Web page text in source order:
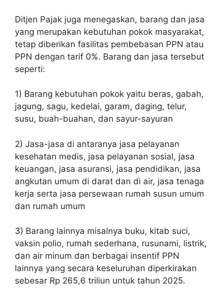
Ditjen Pajak juga menegaskan, barang dan jasa
yang merupakan kebutuhan pokok masyarakat,
tetap diberikan fasilitas pembebasan PPN atau
PPN dengan tarif 0%. Barang dan jasa tersebut
seperti:
1) Barang kebutuhan pokok yaitu beras, gabah,
jagung, sagu, kedelai, garam, daging, telur,
susu, buah-buahan, dan sayur-sayuran
2) Jasa-jasa di antaranya jasa pelayanan
kesehatan medis, jasa pelayanan sosial, jasa
keuangan, jasa asuransi, jasa pendidikan, jasa
angkutan umum di darat dan di air, jasa tenaga
kerja serta jasa persewaan rumah susun umum
dan rumah umum
3) Barang lainnya misalnya buku, kitab suci,
vaksin polio, rumah sederhana, rusunami, listrik,
dan air minum dan berbagai insentif PPN
lainnya yang secara keseluruhan diperkirakan
sebesar Rp 265,6 triliun untuk tahun 2025.